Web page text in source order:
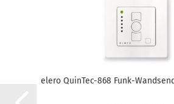
elero QuinTec-​​868 Funk-​